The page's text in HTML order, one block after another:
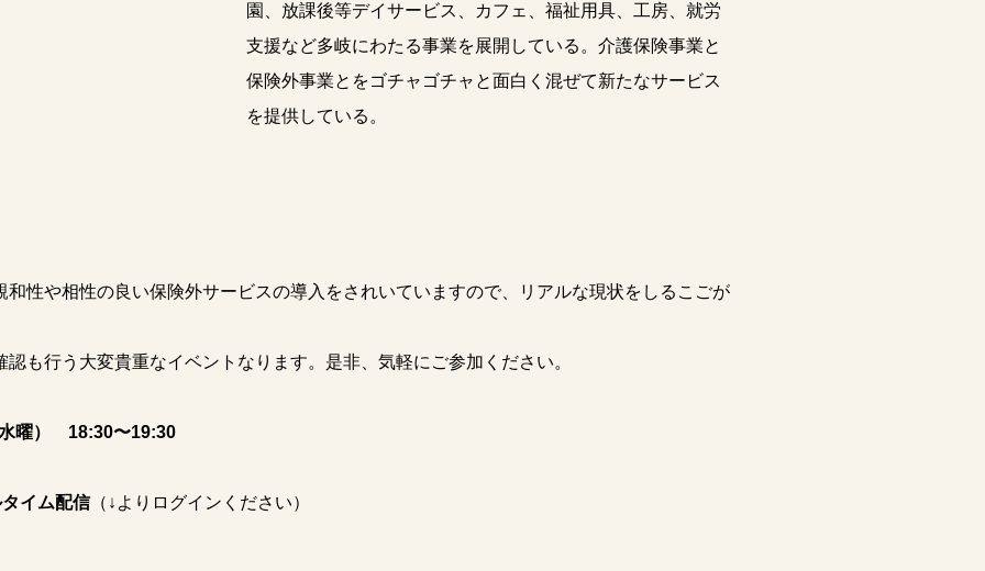
園、放課後等デイサービス、カフェ、福祉用具、工房、就労
支援など多岐にわたる事業を展開している。介護保険事業と
保険外事業とをゴチャゴチャと面白く混ぜて新たなサービス
を提供している。
性や相性の良い保険外サービスの導入をされいていますので、リアルな現状をしるこごが
も行う大変貴重なイベントなります。是非、気軽にご参加ください。
曜） 18:30〜19:30
イム配信（↓よりログインください）